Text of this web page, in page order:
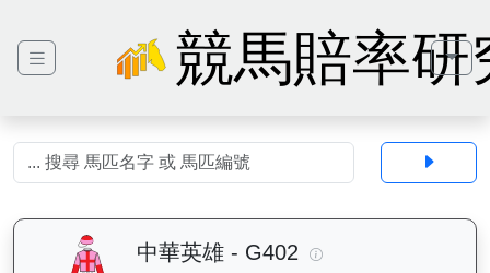
競馬賠率研
中華英雄 - G402